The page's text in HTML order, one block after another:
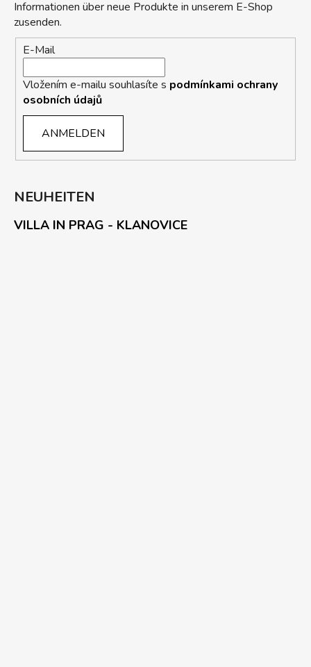
Informationen über neue Produkte in unserem E-Shop
zusenden.
E-Mail
Vložením e-mailu souhlasíte s podmínkami ochrany
osobních údajů
ANMELDEN
NEUHEITEN
VILLA IN PRAG - KLANOVICE